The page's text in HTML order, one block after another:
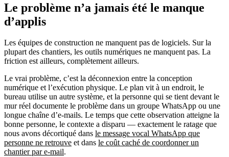
Le problème n’a jamais été le manque
d’applis
Les équipes de construction ne manquent pas de logiciels. Sur la
plupart des chantiers, les outils numériques ne manquent pas. La
friction est ailleurs, complètement ailleurs.
Le vrai problème, c’est la déconnexion entre la conception
numérique et l’exécution physique. Le plan vit à un endroit, le
bureau utilise un autre système, et la personne qui se tient devant le
mur réel documente le problème dans un groupe WhatsApp ou une
longue chaîne d’e-mails. Le temps que cette observation atteigne la
bonne personne, le contexte a disparu — exactement le ratage que
nous avons décortiqué dans le message vocal WhatsApp que
personne ne retrouve et dans le coût caché de coordonner un
chantier par e-mail.